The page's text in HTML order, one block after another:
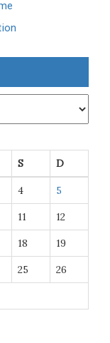
S D
4 5
11 12
18 19
25 26